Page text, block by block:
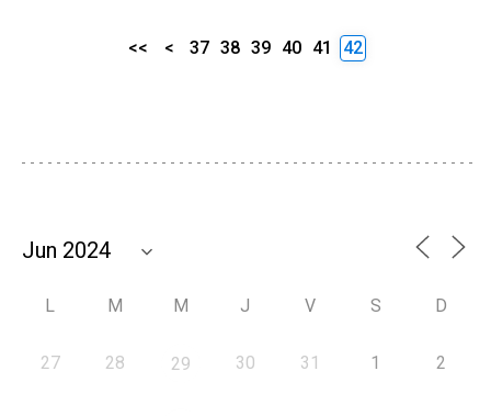
<< < 37 38 39 40 41 42
L M M J V S D
27 28 29 30 31 1 2